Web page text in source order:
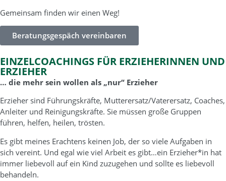
Gemeinsam finden wir einen Weg!
Beratungsgespäch vereinbaren
EINZELCOACHINGS FÜR ERZIEHERINNEN UND
ERZIEHER
… die mehr sein wollen als „nur“ Erzieher
Erzieher sind Führungskräfte, Mutterersatz/Vaterersatz, Coaches,
Anleiter und Reinigungskräfte. Sie müssen große Gruppen
führen, helfen, heilen, trösten.
Es gibt meines Erachtens keinen Job, der so viele Aufgaben in
sich vereint. Und egal wie viel Arbeit es gibt…ein Erzieher*in hat
immer liebevoll auf ein Kind zuzugehen und sollte es liebevoll
behandeln.